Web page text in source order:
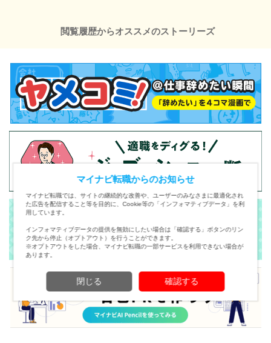
閲覧履歴からオススメのストーリーズ
マイナビ転職からのお知らせ
マイナビ転職では、サイトの継続的な改善や、ユーザーのみなさまに最適化され
た広告を配信すること等を目的に、Cookie等の「インフォマティブデータ」を利
用しています。
インフォマティブデータの提供を無効にしたい場合は「確認する」ボタンのリン
ク先から停止（オプトアウト）を行うことができます。
※オプトアウトをした場合、マイナビ転職の一部サービスを利用できない場合が
あります。
閉じる 確認する